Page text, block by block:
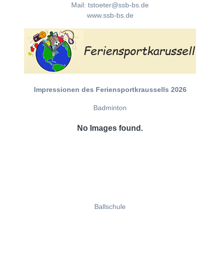
Mail: tstoeter@ssb-bs.de
www.ssb-bs.de
Impressionen des Feriensportkraussells 2026
Badminton
No Images found.
Ballschule